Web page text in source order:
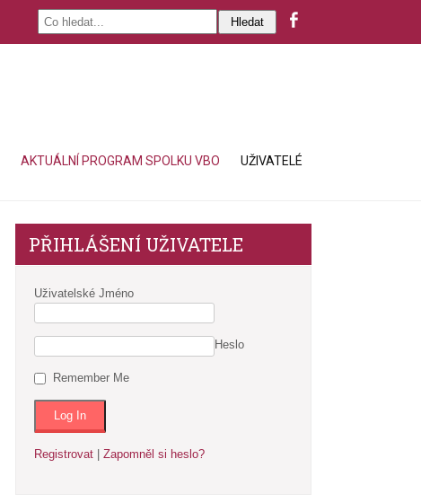
AKTUÁLNÍ PROGRAM SPOLKU VBO UŽIVATELÉ
PŘIHLÁŠENÍ UŽIVATELE
Uživatelské Jméno
Heslo
Remember Me
Registrovat Zapomněl si heslo?